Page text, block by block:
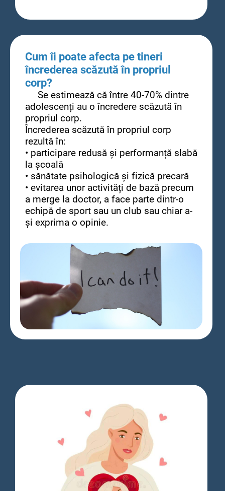
Cum îi poate afecta pe tineri
încrederea scăzută în propriul
corp?
Se estimează că între 40-70% dintre
adolescenți au o încredere scăzută în
propriul corp.
Încrederea scăzută în propriul corp
rezultă în:
• participare redusă și performanță slabă
la școală
• sănătate psihologică și fizică precară
• evitarea unor activități de bază precum
a merge la doctor, a face parte dintr-o
echipă de sport sau un club sau chiar a-
și exprima o opinie.